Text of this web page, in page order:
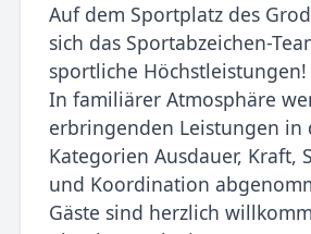
Auf dem Sportplatz des
sich das Sportabzeichen-
sportliche Höchstleistungen!
In familiärer Atmosphäre
erbringenden Leistungen in
Kategorien Ausdauer, Kraft,
und Koordination
Gäste sind herzlich